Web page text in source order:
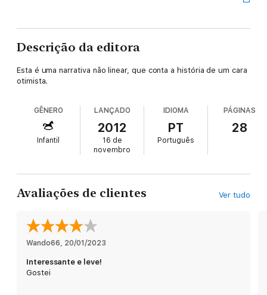
Descrição da editora
Esta é uma narrativa não linear, que conta a história de um cara
otimista.
GÊNERO
Infantil
LANÇADO
2012
16 de
novembro
IDIOMA
PT
Português
PÁGINAS
28
Avaliações de clientes Ver tudo
Wando66 20/01/2023
Interessante e leve!
Gostei